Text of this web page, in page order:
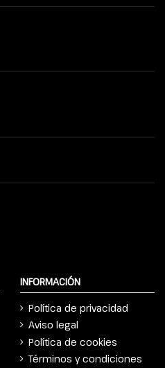
INFORMACIÓN
Política de privacidad
Aviso legal
Política de cookies
Términos y condiciones